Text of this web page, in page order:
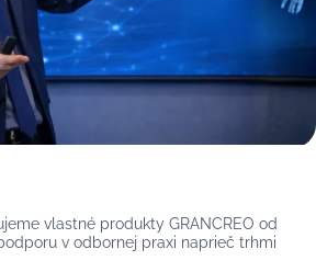
vlastné produkty GRANCREO od
v odbornej praxi naprieč trhmi